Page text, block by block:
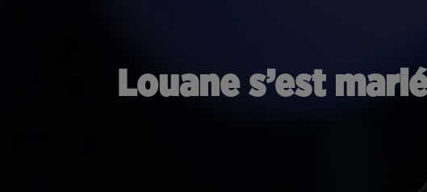
Louane s’est